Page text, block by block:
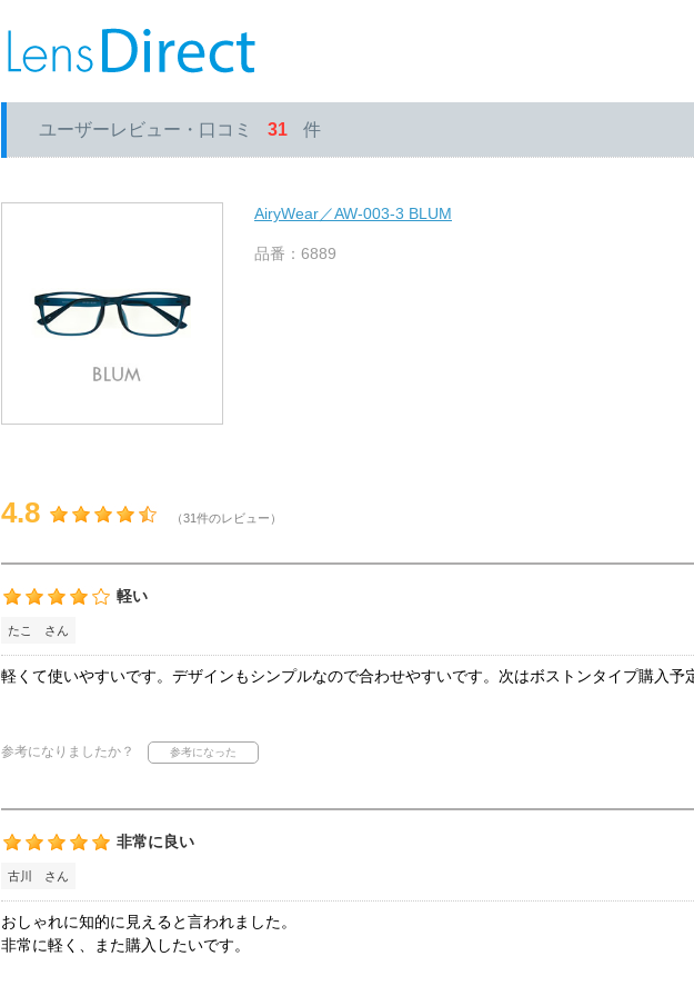
ユーザーレビュー・口コミ 31 件
AiryWear／AW-003-3 BLUM
品番：6889
4.8 （31件のレビュー）
軽い
たこ さん
軽くて使いやすいです。デザインもシンプルなので合わせやすいです。次はボストンタイプ購入予
参考になりましたか？
非常に良い
古川 さん
おしゃれに知的に見えると言われました。
非常に軽く、また購入したいです。